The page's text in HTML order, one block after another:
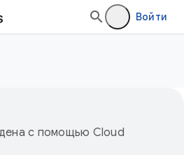
Войти
с помощью Cloud